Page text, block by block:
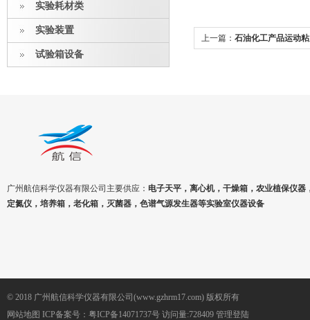
实验耗材类
实验装置
试验箱设备
上一篇： 石油化工产品运动
广州航信科学仪器有限公司主要供应： 电子天平，离心机，干燥箱，农业植保仪器
定氮仪，培养箱，老化箱，灭菌器，色谱气源发生器等实验室仪器设备
© 2018 广州航信科学仪器有限公司(www.gzhrm17.com) 版权所有
网站地图 ICP备案号： 粤ICP备14071737号 访问量:728409 管理登陆